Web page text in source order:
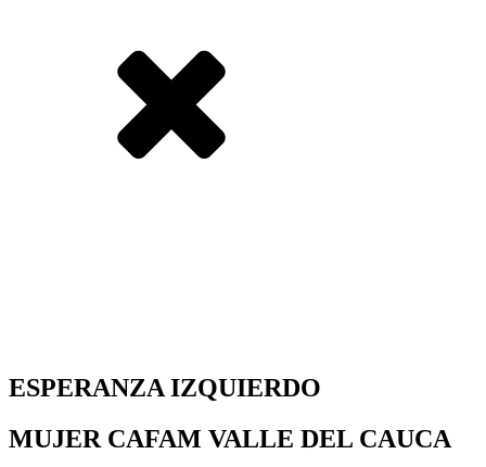
ESPERANZA IZQUIERDO
MUJER CAFAM VALLE DEL CAUCA